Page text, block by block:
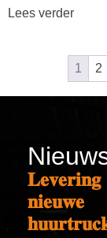
Lees verder
1 2
𝐋𝐞𝐯𝐞𝐫𝐢𝐧𝐠
𝐧𝐢𝐞𝐮𝐰𝐞